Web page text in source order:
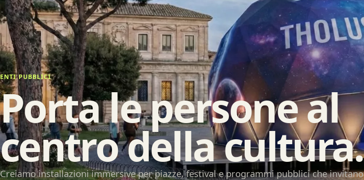
ENTI PUBBLICI
Porta le persone al
centro della cultura.
Creiamo installazioni immersive per piazze, festival e programmi pubblici che invitano